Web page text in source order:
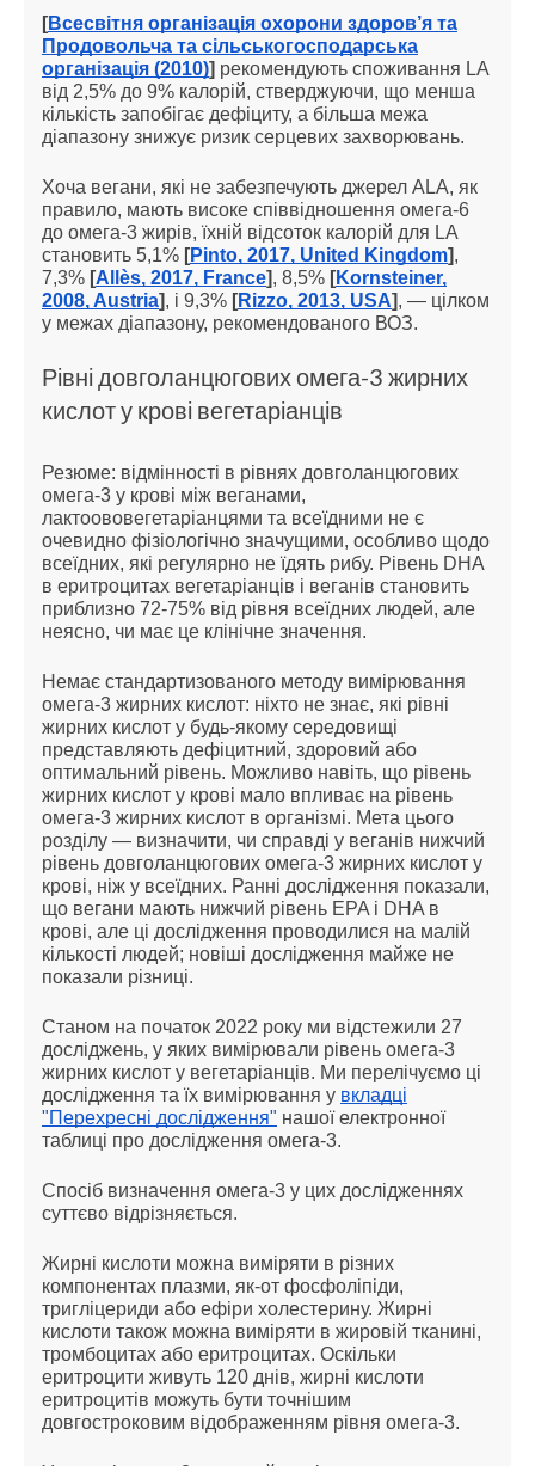
[Всесвітня організація охорони здоров’я та
Продовольча та сільськогосподарська
організація (2010)] рекомендують споживання LA
від 2,5% до 9% калорій, стверджуючи, що менша
кількість запобігає дефіциту, а більша межа
діапазону знижує ризик серцевих захворювань.
Хоча вегани, які не забезпечують джерел ALA, як
правило, мають високе співвідношення омега-6
до омега-3 жирів, їхній відсоток калорій для LA
становить 5,1% [Pinto, 2017, United Kingdom],
7,3% [Allès, 2017, France], 8,5% [Kornsteiner,
2008, Austria], і 9,3% [Rizzo, 2013, USA], — цілком
у межах діапазону, рекомендованого ВОЗ.
Рівні довголанцюгових омега-3 жирних
кислот у крові вегетаріанців
Резюме: відмінності в рівнях довголанцюгових
омега-3 у крові між веганами,
лактоововегетаріанцями та всеїдними не є
очевидно фізіологічно значущими, особливо щодо
всеїдних, які регулярно не їдять рибу. Рівень DHA
в еритроцитах вегетаріанців і веганів становить
приблизно 72-75% від рівня всеїдних людей, але
неясно, чи має це клінічне значення.
Немає стандартизованого методу вимірювання
омега-3 жирних кислот: ніхто не знає, які рівні
жирних кислот у будь-якому середовищі
представляють дефіцитний, здоровий або
оптимальний рівень. Можливо навіть, що рівень
жирних кислот у крові мало впливає на рівень
омега-3 жирних кислот в організмі. Мета цього
розділу — визначити, чи справді у веганів нижчий
рівень довголанцюгових омега-3 жирних кислот у
крові, ніж у всеїдних. Ранні дослідження показали,
що вегани мають нижчий рівень EPA і DHA в
крові, але ці дослідження проводилися на малій
кількості людей; новіші дослідження майже не
показали різниці.
Станом на початок 2022 року ми відстежили 27
досліджень, у яких вимірювали рівень омега-3
жирних кислот у вегетаріанців. Ми перелічуємо ці
дослідження та їх вимірювання у вкладці
"Перехресні дослідження" нашої електронної
таблиці про дослідження омега-3.
Спосіб визначення омега-3 у цих дослідженнях
суттєво відрізняється.
Жирні кислоти можна виміряти в різних
компонентах плазми, як-от фосфоліпіди,
тригліцериди або ефіри холестерину. Жирні
кислоти також можна виміряти в жировій тканині,
тромбоцитах або еритроцитах. Оскільки
еритроцити живуть 120 днів, жирні кислоти
еритроцитів можуть бути точнішим
довгостроковим відображенням рівня омега-3.